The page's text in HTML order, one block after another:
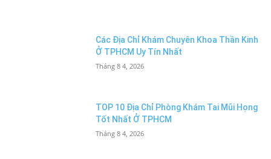
Các Địa Chỉ Khám Chuyên Khoa Thần Kinh
Ở TPHCM Uy Tín Nhất
Tháng 8 4, 2026
TOP 10 Địa Chỉ Phòng Khám Tai Mũi Họng
Tốt Nhất Ở TPHCM
Tháng 8 4, 2026